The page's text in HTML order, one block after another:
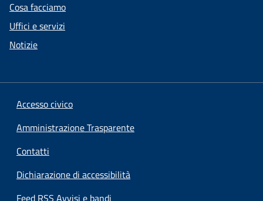
Cosa facciamo
Uffici e servizi
Notizie
Accesso civico
Amministrazione Trasparente
Contatti
Dichiarazione di accessibilità
Feed RSS Avvisi e bandi